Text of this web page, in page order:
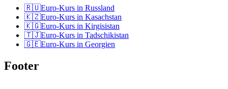
🇷🇺Euro‑Kurs in Russland
🇰🇿Euro‑Kurs in Kasachstan
🇰🇬Euro‑Kurs in Kirgisistan
🇹🇯Euro‑Kurs in Tadschikistan
🇬🇪Euro‑Kurs in Georgien
Footer